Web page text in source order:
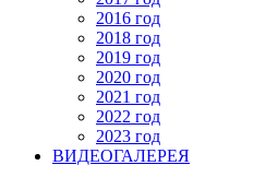
2016 год
2018 год
2019 год
2020 год
2021 год
2022 год
2023 год
ВИДЕОГАЛЕРЕЯ